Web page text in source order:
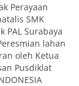
Perayaan
SMK
PAL Surabaya
lahan
oleh Ketua
Pusdiklat